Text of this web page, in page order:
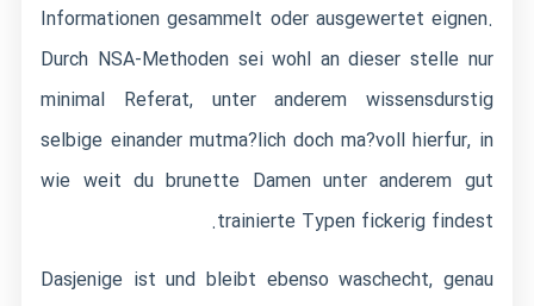
Informationen gesammelt oder ausgewertet eignen.
Durch NSA-Methoden sei wohl an dieser stelle nur
minimal Referat, unter anderem wissensdurstig
selbige einander mutma?lich doch ma?voll hierfur, in
wie weit du brunette Damen unter anderem gut
trainierte Typen fickerig findest.
Dasjenige ist und bleibt ebenso waschecht, genau